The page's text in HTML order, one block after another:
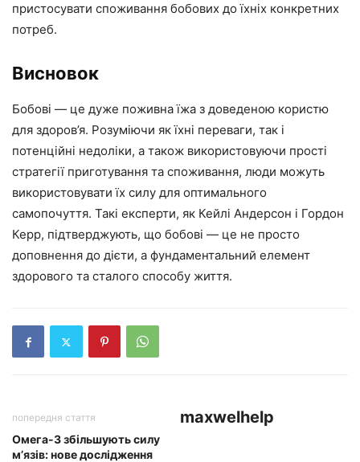
пристосувати споживання бобових до їхніх конкретних
потреб.
Висновок
Бобові — це дуже поживна їжа з доведеною користю
для здоров’я. Розуміючи як їхні переваги, так і
потенційні недоліки, а також використовуючи прості
стратегії приготування та споживання, люди можуть
використовувати їх силу для оптимального
самопочуття. Такі експерти, як Кейлі Андерсон і Гордон
Керр, підтверджують, що бобові — це не просто
доповнення до дієти, а фундаментальний елемент
здорового та сталого способу життя.
попередня стаття
Омега-3 збільшують силу
м’язів: нове дослідження
maxwelhelp